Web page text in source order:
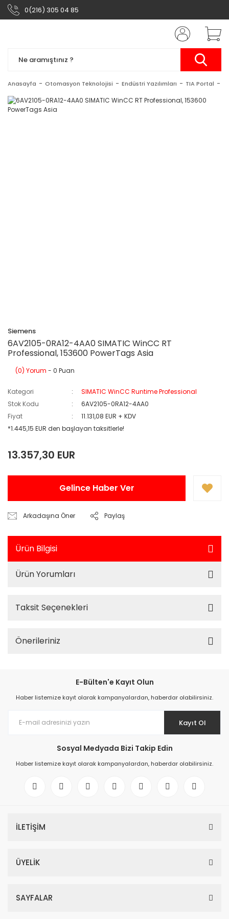
0(216) 305 04 85
Anasayfa Otomasyon Teknolojisi Endüstri Yazılımları TIA Portal
Siemens
6AV2105-0RA12-4AA0 SIMATIC WinCC RT
Professional, 153600 PowerTags Asia
(0) Yorum - 0 Puan
Kategori
SIMATIC WinCC Runtime Professional
Stok Kodu
6AV2105-0RA12-4AA0
Fiyat
11.131,08 EUR + KDV
*1.445,15 EUR den başlayan taksitlerle!
13.357,30 EUR
Gelince Haber Ver
Arkadaşına Öner Paylaş
Ürün Bilgisi
Ürün Yorumları
Taksit Seçenekleri
Önerileriniz
E-Bülten'e Kayıt Olun
Haber listemize kayıt olarak kampanyalardan, haberdar olabilirsiniz.
Kayıt Ol
Sosyal Medyada Bizi Takip Edin
Haber listemize kayıt olarak kampanyalardan, haberdar olabilirsiniz.
İLETİŞİM
ÜYELİK
SAYFALAR